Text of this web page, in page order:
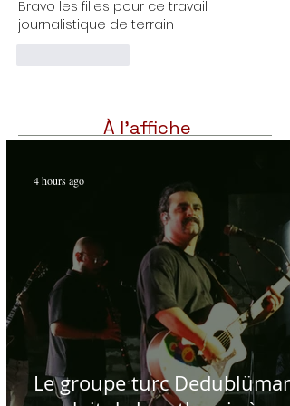
Bravo les filles pour ce travail
journalistique de terrain
À l'affiche
Le groupe turc Dedublüman
4 hours ago